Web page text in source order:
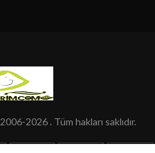
2006-2026 . Tüm hakları saklıdır.